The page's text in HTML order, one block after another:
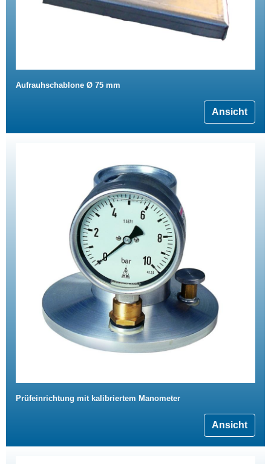
Aufrauhschablone Ø 75 mm
Ansicht
Prüfeinrichtung mit kalibriertem Manometer
Ansicht